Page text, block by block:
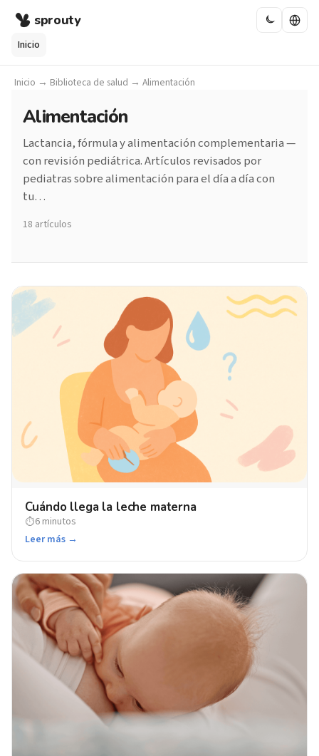
sprouty
Inicio
Inicio → Biblioteca de salud → Alimentación
Alimentación
Lactancia, fórmula y alimentación complementaria —
con revisión pediátrica. Artículos revisados por
pediatras sobre alimentación para el día a día con
tu…
18 artículos
Cuándo llega la leche materna
⏱6 minutos
Leer más →